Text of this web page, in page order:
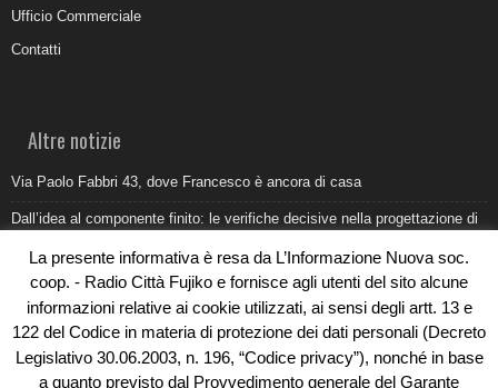
Ufficio Commerciale
Contatti
Altre notizie
Via Paolo Fabbri 43, dove Francesco è ancora di casa
Dall’idea al componente finito: le verifiche decisive nella progettazione di
Belvedere Marittimo e il report ARPACAL 2026 sulla qualità del mare
Come organizzare e allestire una camera ardente per l’ultimo saluto
Umidità di risalita in casa, come riconoscere i segnali veri
La presente informativa è resa da L’Informazione Nuova soc.
coop. - Radio Città Fujiko e fornisce agli utenti del sito alcune
informazioni relative ai cookie utilizzati, ai sensi degli artt. 13 e
122 del Codice in materia di protezione dei dati personali (Decreto
Legislativo 30.06.2003, n. 196, “Codice privacy”), nonché in base
a quanto previsto dal Provvedimento generale del Garante